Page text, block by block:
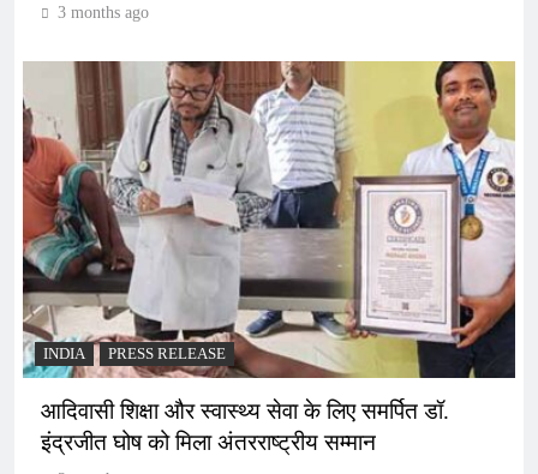
3 months ago
INDIA PRESS RELEASE
आदिवासी शिक्षा और स्वास्थ्य सेवा के लिए समर्पित डॉ.
इंद्रजीत घोष को मिला अंतरराष्ट्रीय सम्मान